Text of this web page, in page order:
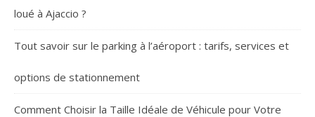
loué à Ajaccio ?
Tout savoir sur le parking à l’aéroport : tarifs, services et
options de stationnement
Comment Choisir la Taille Idéale de Véhicule pour Votre